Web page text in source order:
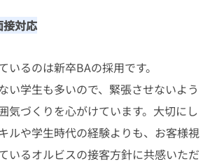
対応
いるのは新卒BAの採用です。
い学生も多いので、緊張させないよう
気づくりを心がけています。大切にし
ルや学生時代の経験よりも、お客様視
いるオルビスの接客方針に共感いただ